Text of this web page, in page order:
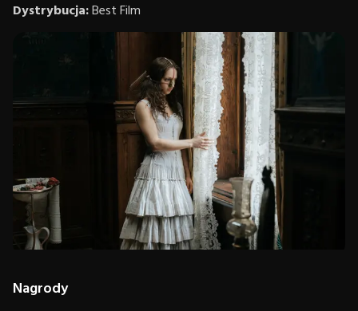
Dystrybucja:Best Film
Nagrody